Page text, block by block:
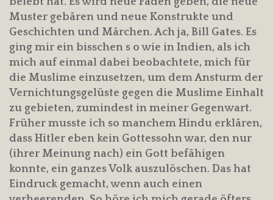
Muster gebären und neue Konstrukte und
Geschichten und Märchen. Ach ja, Bill Gates. Es
ging mir ein bisschen s o wie in Indien, als ich
mich auf einmal dabei beobachtete, mich für
die Muslime einzusetzen, um dem Ansturm der
Vernichtungsgelüste gegen die Muslime Einhalt
zu gebieten, zumindest in meiner Gegenwart.
Früher musste ich so manchem Hindu erklären,
dass Hitler eben kein Gottessohn war, den nur
(ihrer Meinung nach) ein Gott befähigen
konnte, ein ganzes Volk auszulöschen. Das hat
Eindruck gemacht, wenn auch einen